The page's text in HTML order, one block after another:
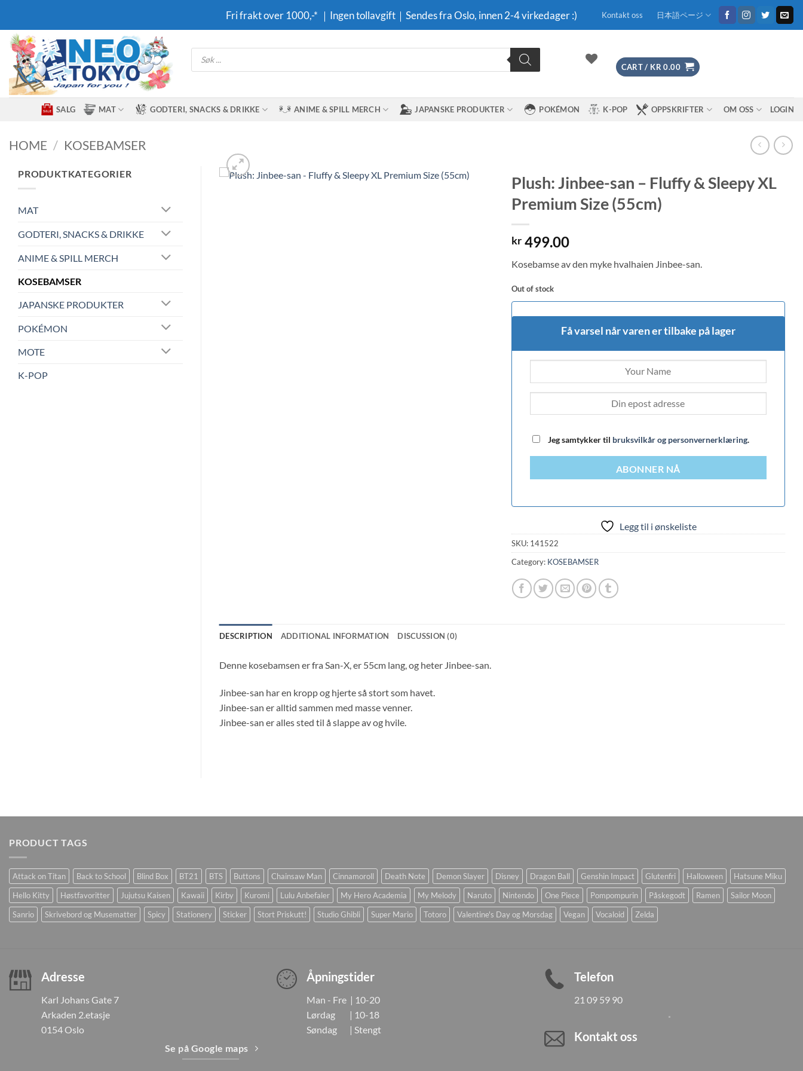
content
Fri frakt over 1000,-* ｜Ingen tollavgift｜Sendes fra Oslo, innen 2-4 virkedager :) Kontakt oss 日本語ページ
Products
search
CART / KR 0.00
SALG MAT GODTERI, SNACKS & DRIKKE ANIME & SPILL MERCH JAPANSKE PRODUKTER POKÉMON K-POP OPPSKRIFTER OM OSS LOGIN
HOME / KOSEBAMSER
PRODUKTKATEGORIER
MAT
GODTERI, SNACKS & DRIKKE
ANIME & SPILL MERCH
KOSEBAMSER
JAPANSKE PRODUKTER
POKÉMON
MOTE
K-POP
Plush: Jinbee-san – Fluffy & Sleepy XL
Premium Size (55cm)
kr499.00
Kosebamse av den myke hvalhaien Jinbee-san.
Out of stock
Få varsel når varen er tilbake på lager
Jeg samtykker til bruksvilkår og personvernerklæring.
ABONNER NÅ
Legg til i ønskeliste
SKU: 141522
Category: KOSEBAMSER
DESCRIPTION ADDITIONAL INFORMATION DISCUSSION (0)
Denne kosebamsen er fra San-X, er 55cm lang, og heter Jinbee-san.
Jinbee-san har en kropp og hjerte så stort som havet.
Jinbee-san er alltid sammen med masse venner.
Jinbee-san er alles sted til å slappe av og hvile.
PRODUCT TAGS
Attack on Titan Back to School Blind Box BT21 BTS Buttons Chainsaw Man Cinnamoroll Death Note Demon Slayer Disney Dragon Ball Genshin Impact Glutenfri Halloween
Hatsune Miku
Hello Kitty
Høstfavoritter Jujutsu Kaisen Kawaii Kirby Kuromi Lulu Anbefaler My Hero Academia My Melody Naruto Nintendo One Piece Pompompurin Påskegodt Ramen
Sailor Moon
Sanrio
Skrivebord og Musematter Spicy Stationery Sticker Stort Priskutt! Studio Ghibli Super Mario Totoro Valentine's Day og Morsdag Vegan Vocaloid Zelda
Adresse
Karl Johans Gate 7
Arkaden 2.etasje
0154 Oslo
Se på Google maps
Åpningstider
Man - Fre | 10-20
Lørdag | 10-18
Søndag | Stengt
Telefon
21 09 59 90
Kontakt oss